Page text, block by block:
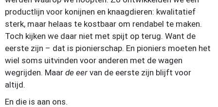
productlijn voor konijnen en knaagdieren: kwalitatief
sterk, maar helaas te kostbaar om rendabel te maken.
Toch kijken we daar niet met spijt op terug. Want de
eerste zijn – dat is pionierschap. En pioniers moeten het
wiel soms uitvinden voor anderen met de wagen
wegrijden. Maar de eer van de eerste zijn blijft voor
altijd.
En die is aan ons.